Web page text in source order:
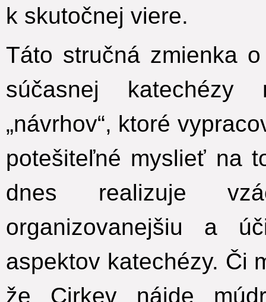
k skutočnej viere.
Táto stručná zmienka
súčasnej katechézy
„návrhov“, ktoré
potešiteľné myslieť na
dnes realizuje
organizovanejšiu a
aspektov katechézy. Či
že Cirkev nájde